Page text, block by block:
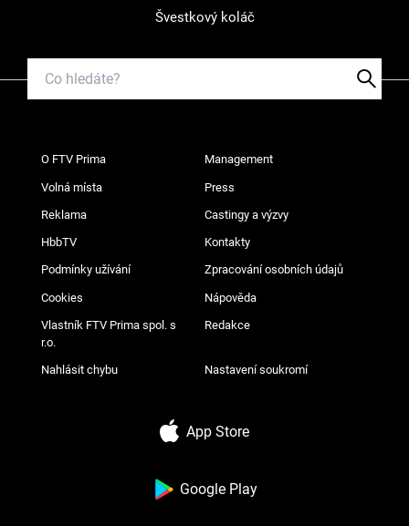
Švestkový koláč
O FTV Prima Management
Volná místa Press
Reklama Castingy a výzvy
HbbTV Kontakty
Podmínky užívání Zpracování osobních údajů
Cookies Nápověda
Vlastník FTV Prima spol. s
r.o.
Redakce
Nahlásit chybu Nastavení soukromí
App Store
Google Play